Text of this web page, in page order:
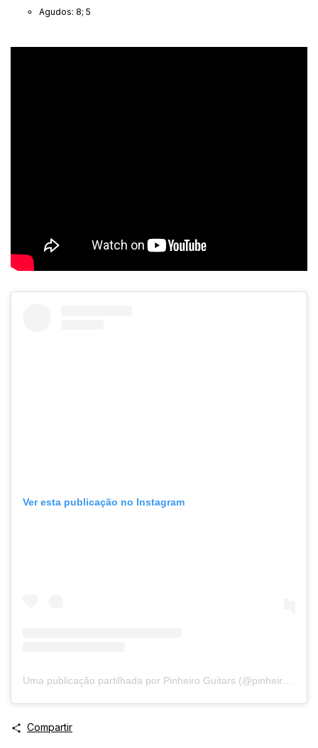
Agudos: 8; 5
Ver esta publicação no Instagram
Uma publicação partilhada por Pinheiro Guitars (@pinheiroguitars)
Compartir